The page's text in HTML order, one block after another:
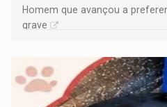
Homem que avançou a
grave